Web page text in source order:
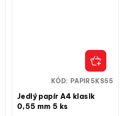
Jedlý papír A4 klasik
0,55 mm 5 ks
KÓD: PAPIR5KS55